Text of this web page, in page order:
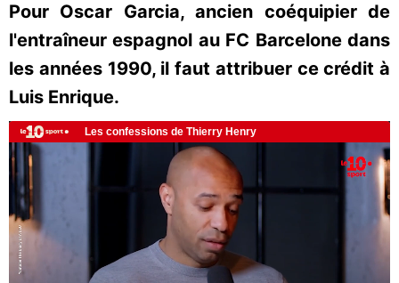
Pour Oscar Garcia, ancien coéquipier de
l'entraîneur espagnol au FC Barcelone dans
les années 1990, il faut attribuer ce crédit à
Luis Enrique.